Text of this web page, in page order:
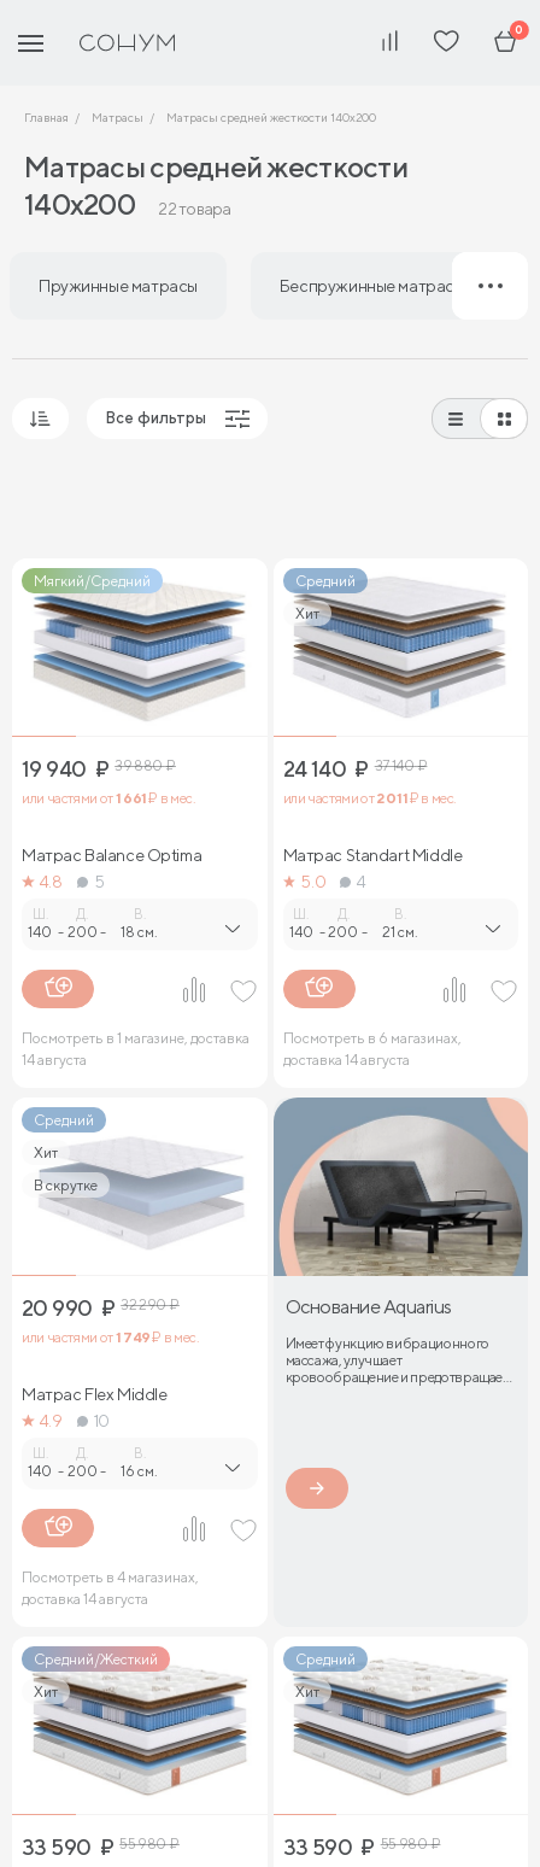
0
Главная Матрасы Матрасы средней жесткости 140х200
Матрасы средней жесткости
140х200
22 товара
Пружинные матрасы Беспружинные матрасы
Все фильтры
Мягкий/Средний
19 940 ₽ 39 880₽
или частями от1 661₽ в мес.
Матрас Balance Optima
4.8
5
Ш.
140 -
Д.
200 -
В.
18 см.
Посмотреть в 1 магазине, доставка
14 августа
Средний
Хит
24 140 ₽ 37 140₽
или частями от2 011₽ в мес.
Матрас Standart Middle
5.0
4
Ш.
140 -
Д.
200 -
В.
21 см.
Посмотреть в 6 магазинах,
доставка 14 августа
Средний
Хит
В скрутке
20 990 ₽ 32 290₽
или частями от1 749₽ в мес.
Матрас Flex Middle
4.9
10
140 -
Д.
200 -
В.
16 см.
Посмотреть в 4 магазинах,
доставка 14 августа
Основание Aquarius
Имеет функцию вибрационного
массажа, улучшает
кровообращение и предотвращает
Средний/Жесткий
Хит
33 590 ₽ 55 980₽
Средний
Хит
33 590 ₽ 55 980₽